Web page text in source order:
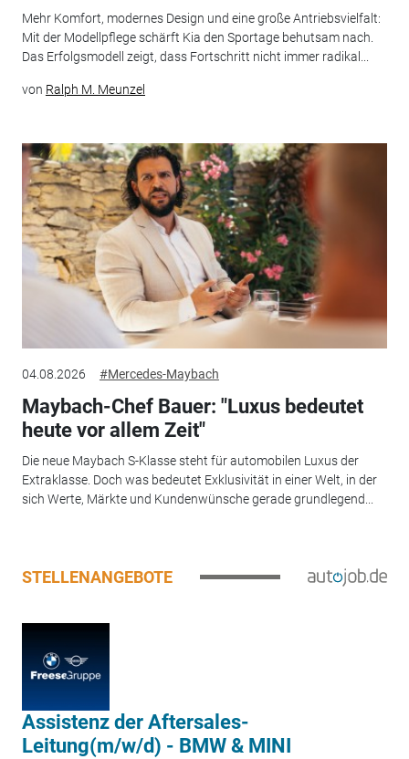
Mehr Komfort, modernes Design und eine große Antriebsvielfalt:
Mit der Modellpflege schärft Kia den Sportage behutsam nach.
Das Erfolgsmodell zeigt, dass Fortschritt nicht immer radikal...
von Ralph M. Meunzel
04.08.2026 #Mercedes-Maybach
Maybach-Chef Bauer: "Luxus bedeutet
heute vor allem Zeit"
Die neue Maybach S-Klasse steht für automobilen Luxus der
Extraklasse. Doch was bedeutet Exklusivität in einer Welt, in der
sich Werte, Märkte und Kundenwünsche gerade grundlegend...
STELLENANGEBOTE
Assistenz der Aftersales-
Leitung(m/w/d) - BMW & MINI